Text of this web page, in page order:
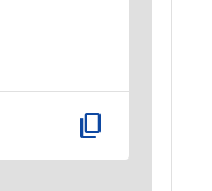
content_copy